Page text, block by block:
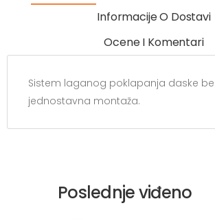
Informacije O Dostavi
Ocene I Komentari
Sistem laganog poklapanja daske
jednostavna montaža.
Poslednje viđeno